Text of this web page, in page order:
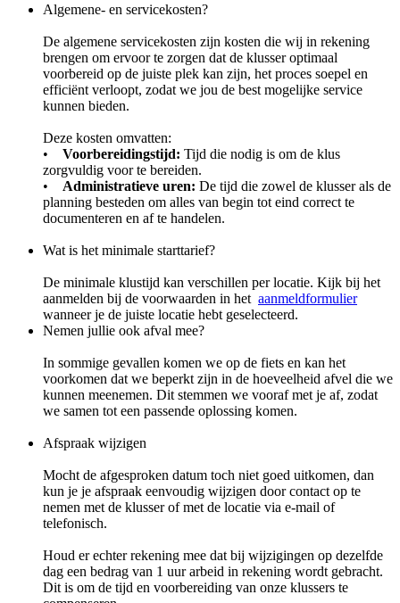
Algemene- en servicekosten?
De algemene servicekosten zijn kosten die wij in rekening
brengen om ervoor te zorgen dat de klusser optimaal
voorbereid op de juiste plek kan zijn, het proces soepel en
efficiënt verloopt, zodat we jou de best mogelijke service
kunnen bieden.
Deze kosten omvatten:
• Voorbereidingstijd: Tijd die nodig is om de klus
zorgvuldig voor te bereiden.
• Administratieve uren: De tijd die zowel de klusser als de
planning besteden om alles van begin tot eind correct te
documenteren en af te handelen.
Wat is het minimale starttarief?
De minimale klustijd kan verschillen per locatie. Kijk bij het
aanmelden bij de voorwaarden in het aanmeldformulier
wanneer je de juiste locatie hebt geselecteerd.
Nemen jullie ook afval mee?
In sommige gevallen komen we op de fiets en kan het
voorkomen dat we beperkt zijn in de hoeveelheid afvel die we
kunnen meenemen. Dit stemmen we vooraf met je af, zodat
we samen tot een passende oplossing komen.
Afspraak wijzigen
Mocht de afgesproken datum toch niet goed uitkomen, dan
kun je je afspraak eenvoudig wijzigen door contact op te
nemen met de klusser of met de locatie via e-mail of
telefonisch.
Houd er echter rekening mee dat bij wijzigingen op dezelfde
dag een bedrag van 1 uur arbeid in rekening wordt gebracht.
Dit is om de tijd en voorbereiding van onze klussers te